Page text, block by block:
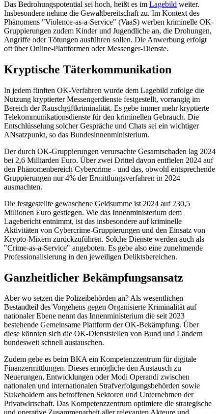
Das Bedrohungspotential sei hoch, heißt es im Lagebild weiter.
Insbesondere nehme die Gewaltbereitschaft zu. Im Kontext des
Phänomens "Violence-as-a-Service" (VaaS) werben kriminelle OK-
Gruppierungen zudem Kinder und Jugendliche an, die Drohungen,
Angriffe oder Tötungen ausführen sollen. Die Anwerbung erfolgt
oft über Online-Plattformen oder Messenger-Dienste.
Kryptische Täterkommunikation
In jedem fünften OK-Verfahren wurde dem Lagebild zufolge die
Nutzung kryptierter Messengerdienste festgestellt, vorrangig im
Bereich der Rauschgiftkriminalität. Es gebe immer mehr kryptierte
Telekommunikationsdienste für den kriminellen Gebrauch. Die
Entschlüsselung solcher Gespräche und Chats sei ein wichtiger
ANsatzpunkt, so das Bundesinnenministerium.
Der durch OK-Gruppierungen verursachte Gesamtschaden lag 2024
bei 2,6 Milliarden Euro. Über zwei Drittel davon entfielen 2024 auf
den Phänomenbereich Cybercrime - und das, obwohl entsprechende
Gruppierungen nur 4% der Ermittlungsverfahren in 2024
ausmachten.
Die festgestellte gewaschene Geldsumme ist 2024 auf 230,5
Millionen Euro gestiegen. Wie das Innenministerium dem
Lagebericht entnimmt, ist das insbesondere auf kriminelle
Aktivitäten von Cybercrime-Gruppierungen und den Einsatz von
Krypto-Mixern zurückzuführen. Solche Dienste werden auch als
"Crime-as-a-Service" angeboten. Es gebe also eine zunehmende
Professionalisierung in den jeweiligen Deliktsbereichen.
Ganzheitlicher Bekämpfungsansatz
Aber wo setzen die Polizeibehörden an? Als wesentlichen
Bestandteil des Vorgehens gegen Organisierte Kriminalität auf
nationaler Ebene nennt das Innenministerium die seit 2023
bestehende Gemeinsame Plattform der OK-Bekämpfung. Über
diese könnten sich die OK-Dienststellen von Bund und Ländern
bundesweit schnell austauschen.
Zudem gebe es beim BKA ein Kompetenzzentrum für digitale
Finanzermittlungen. Dieses ermögliche den Austausch zu
Neuerungen, Entwicklungen oder Modi Operandi zwischen
nationalen und internationalen Strafverfolgungsbehörden sowie
Stakeholdern aus betroffenen Sektoren und Unternehmen der
Privatwirtschaft. Das Kompetenzzentrum optimiere die strategische